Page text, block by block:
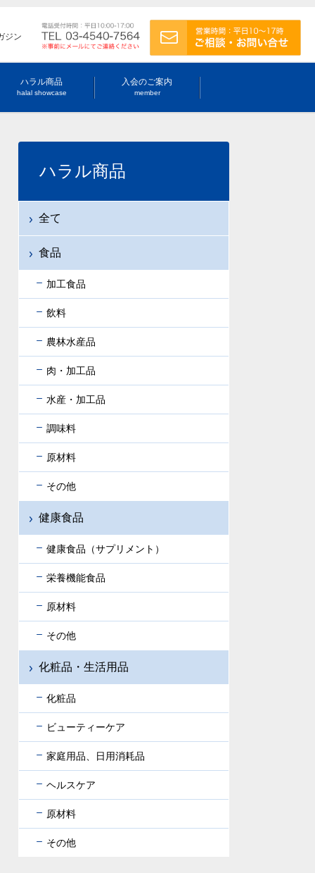
ジン
ハラル商品
halal showcase
入会のご案内
member
ハラル商品
全て
食品
加工食品
飲料
農林水産品
肉・加工品
水産・加工品
調味料
原材料
その他
健康食品
健康食品（サプリメント）
栄養機能食品
原材料
その他
化粧品・生活用品
化粧品
ビューティーケア
家庭用品、日用消耗品
ヘルスケア
原材料
その他